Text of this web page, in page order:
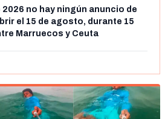
2026 no hay ningún anuncio de
el 15 de agosto, durante 15
Marruecos y Ceuta